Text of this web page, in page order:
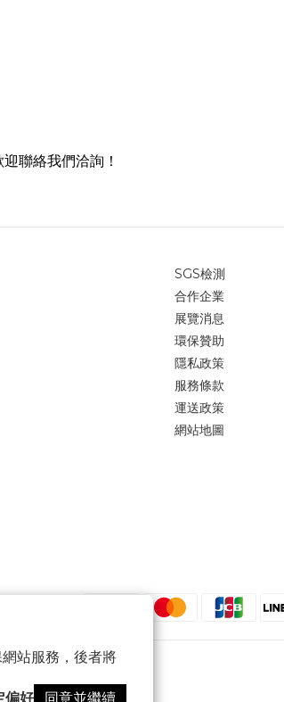
站服務，後者將
偏好 同意並繼續
聯絡我們洽詢！
SGS檢測
合作企業
展覽消息
環保贊助
隱私政策
服務條款
運送政策
網站地圖